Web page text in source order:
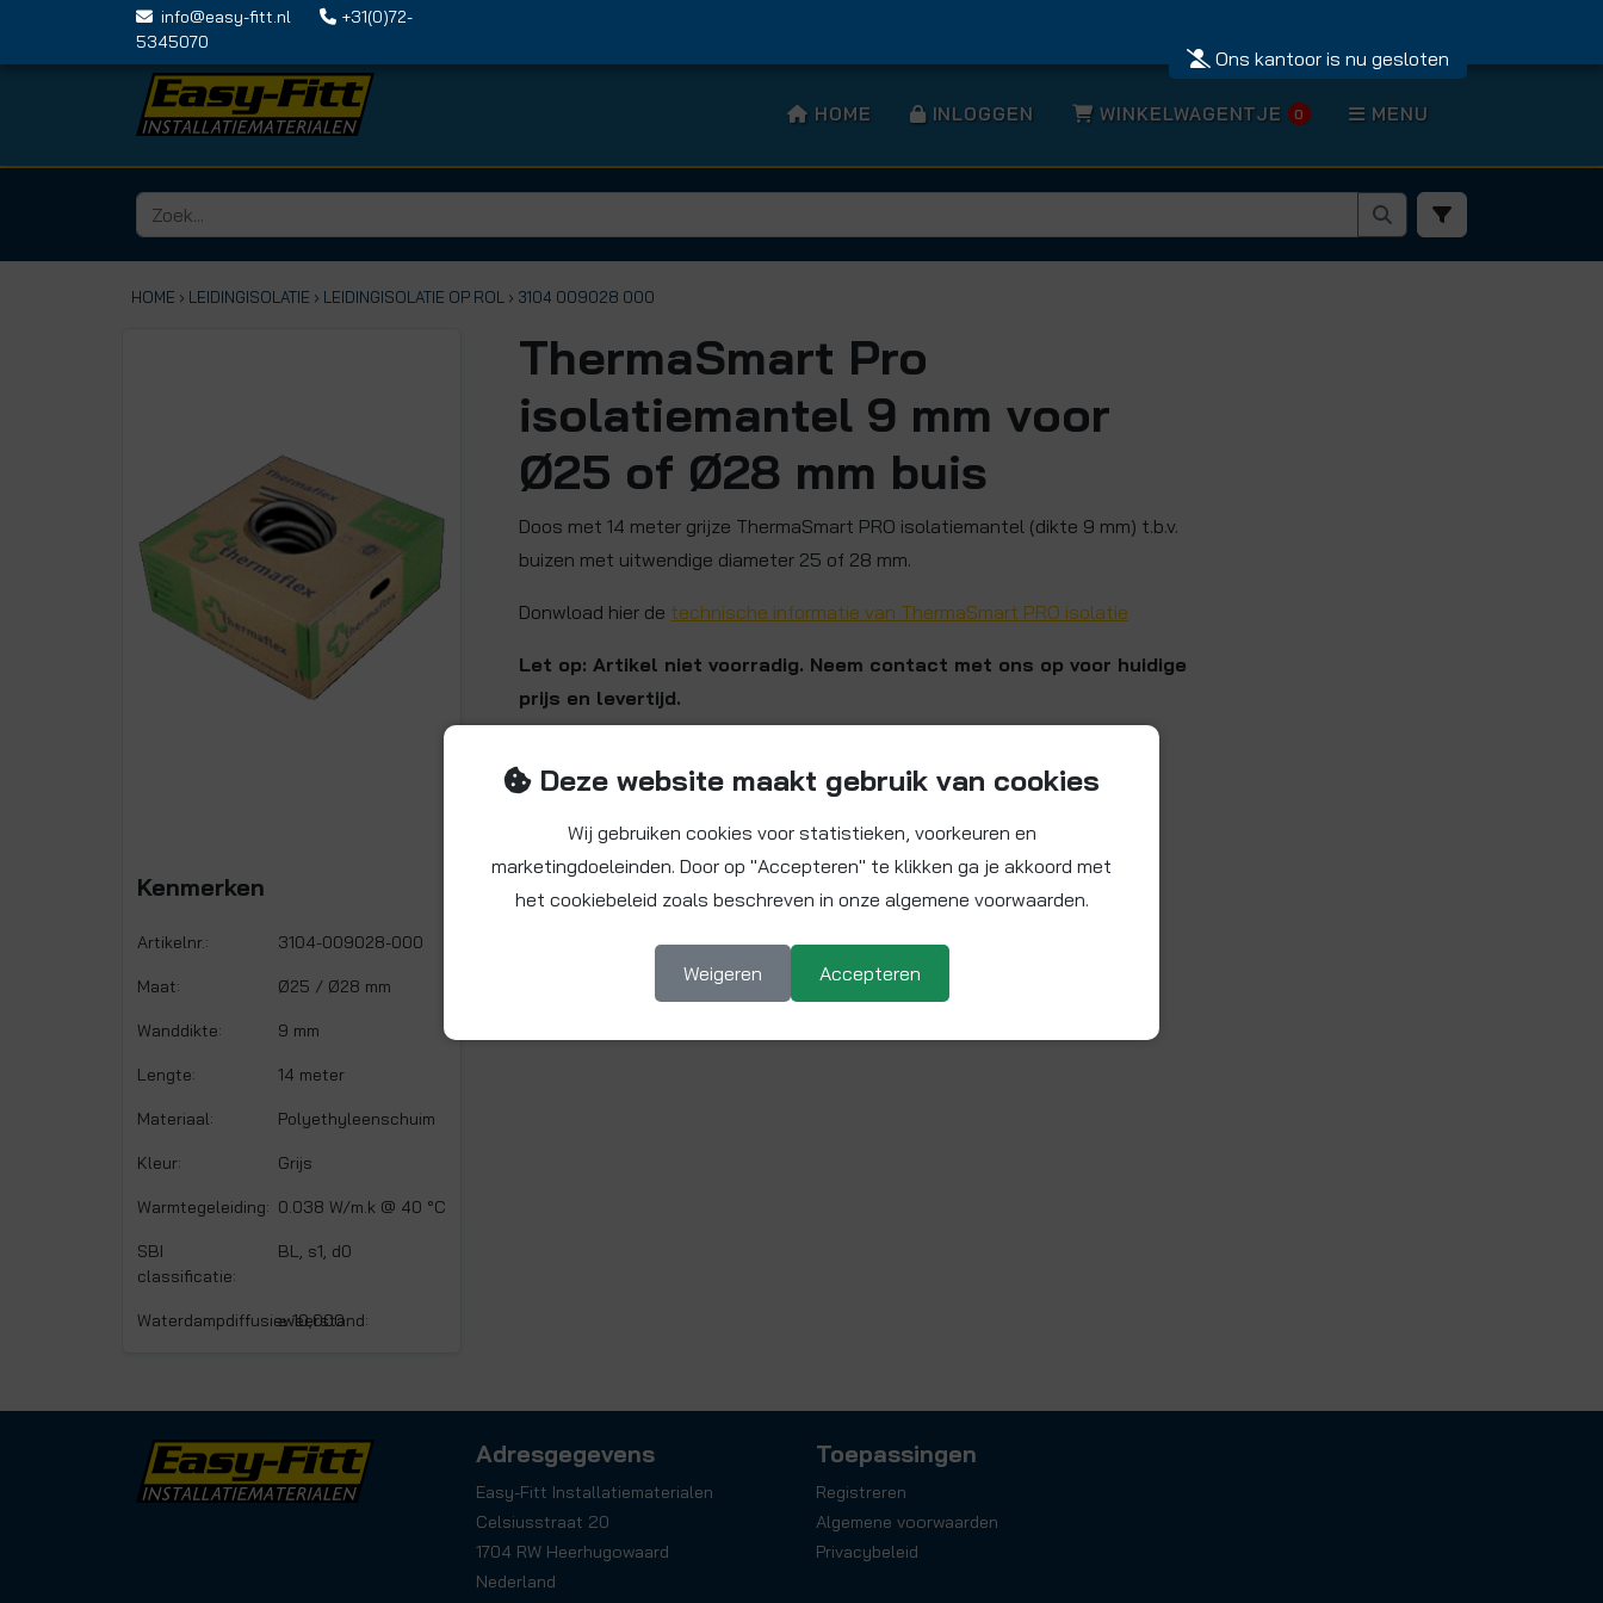
info@easy-fitt.nl
+31(0)72-
5345070
Ons kantoor is nu gesloten
HOME INLOGGEN WINKELWAGENTJE 0 MENU
HOME › LEIDINGISOLATIE › LEIDINGISOLATIE OP ROL › 3104 009028 000
Kenmerken
Artikelnr.: 3104-009028-000
Maat: Ø25 / Ø28 mm
Wanddikte: 9 mm
Lengte: 14 meter
Materiaal: Polyethyleenschuim
Kleur: Grijs
Warmtegeleiding: 0.038 W/m.k @ 40 °C
SBI
classificatie:
BL, s1, d0
Waterdampdiffusieweerstand:
≥ 10,000
ThermaSmart Pro
isolatiemantel 9 mm voor
Ø25 of Ø28 mm buis
Doos met 14 meter grijze ThermaSmart PRO isolatiemantel (dikte 9 mm) t.b.v.
buizen met uitwendige diameter 25 of 28 mm.
Donwload hier de technische informatie van ThermaSmart PRO isolatie
Let op: Artikel niet voorradig. Neem contact met ons op voor huidige
prijs en levertijd.
Adresgegevens
Easy-Fitt Installatiematerialen
Celsiusstraat 20
1704 RW Heerhugowaard
Nederland
Toepassingen
Registreren
Algemene voorwaarden
Privacybeleid
Deze website maakt gebruik van cookies
Wij gebruiken cookies voor statistieken, voorkeuren en
marketingdoeleinden. Door op "Accepteren" te klikken ga je akkoord met
het cookiebeleid zoals beschreven in onze algemene voorwaarden.
Weigeren Accepteren